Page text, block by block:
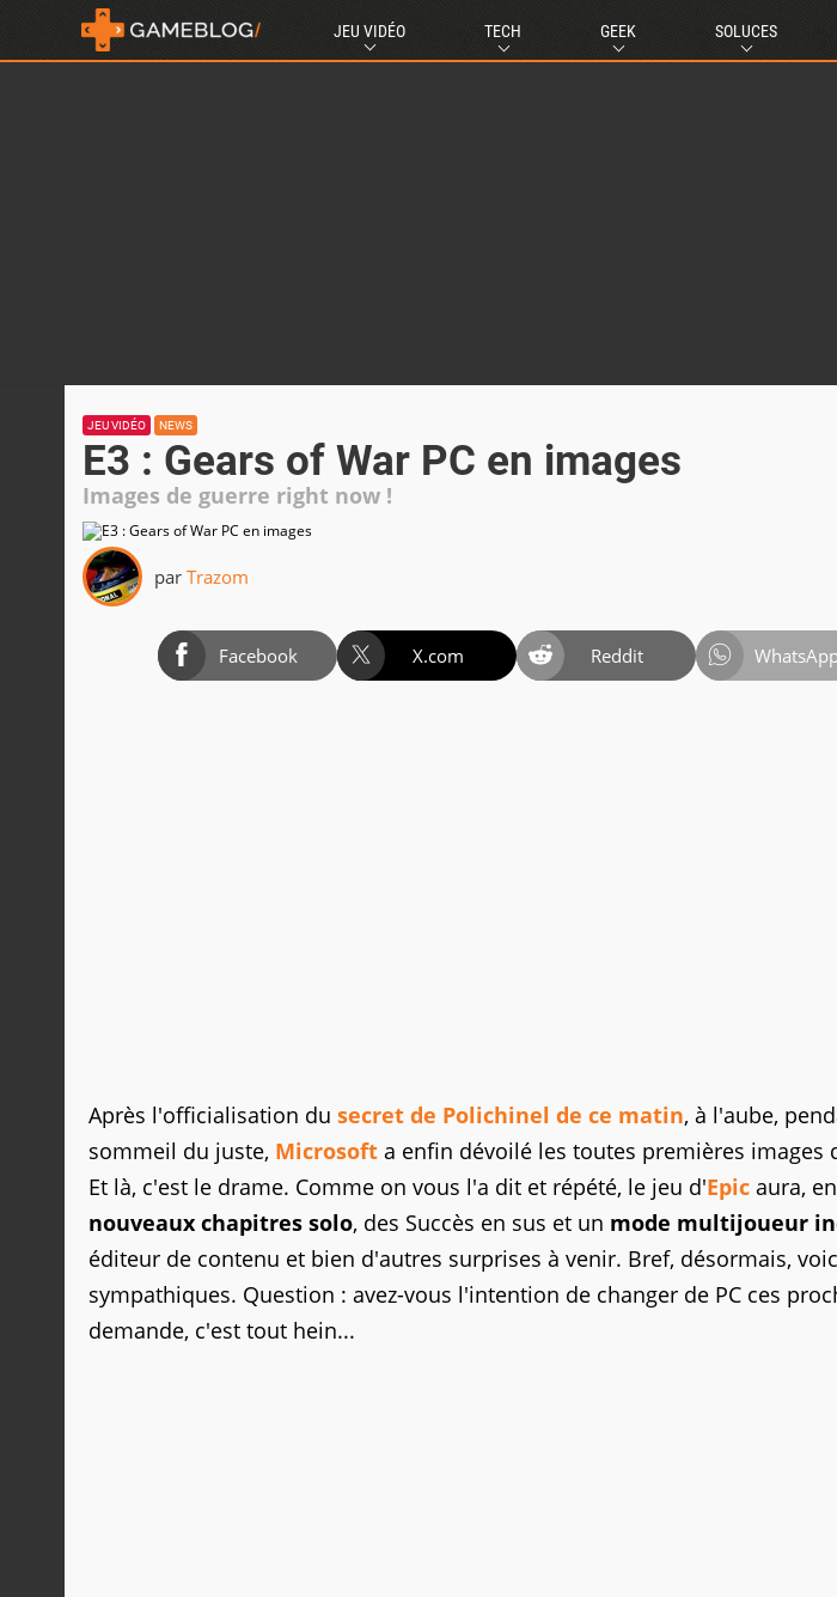
JEU VIDÉO TECH GEEK SOLUCES
JEU VIDÉO NEWS
E3 : Gears of War PC en images
Images de guerre right now !
par Trazom
Facebook X.com Reddit
Après l'officialisation du secret de Polichinel de ce matin, à l'aube,
sommeil du juste, Microsoft a enfin dévoilé les toutes premières images
Et là, c'est le drame. Comme on vous l'a dit et répété, le jeu d'Epic aura,
nouveaux chapitres solo, des Succès en sus et un mode multijoueur
éditeur de contenu et bien d'autres surprises à venir. Bref, désormais,
sympathiques. Question : avez-vous l'intention de changer de PC ces
demande, c'est tout hein...